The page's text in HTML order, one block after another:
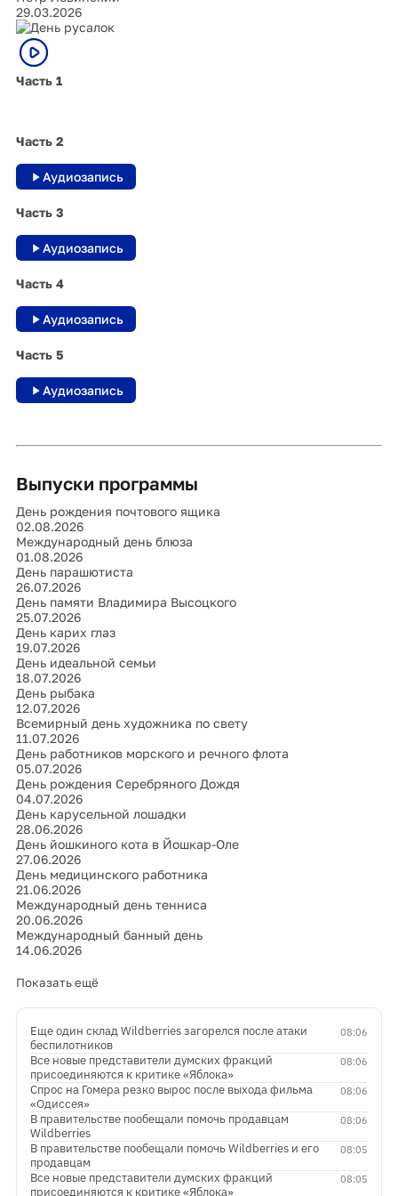
29.03.2026
Часть 1
Часть 2
Аудиозапись
Часть 3
Аудиозапись
Часть 4
Аудиозапись
Часть 5
Аудиозапись
Выпуски программы
День рождения почтового ящика
02.08.2026
Международный день блюза
01.08.2026
День парашютиста
26.07.2026
День памяти Владимира Высоцкого
25.07.2026
День карих глаз
19.07.2026
День идеальной семьи
18.07.2026
День рыбака
12.07.2026
Всемирный день художника по свету
11.07.2026
День работников морского и речного флота
05.07.2026
День рождения Серебряного Дождя
04.07.2026
День карусельной лошадки
28.06.2026
День йошкиного кота в Йошкар-Оле
27.06.2026
День медицинского работника
21.06.2026
Международный день тенниса
20.06.2026
Международный банный день
14.06.2026
Показать ещё
08:06
Еще один склад Wildberries загорелся после атаки
беспилотников
08:06
Все новые представители думских фракций
присоединяются к критике «Яблока»
08:06
Спрос на Гомера резко вырос после выхода фильма
«Одиссея»
08:06
В правительстве пообещали помочь продавцам
Wildberries
08:05
В правительстве пообещали помочь Wildberries и его
продавцам
08:05
Все новые представители думских фракций
присоединяются к критике «Яблока»